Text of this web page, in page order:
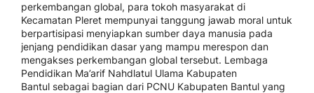
perkembangan global, para tokoh masyarakat di
Kecamatan Pleret mempunyai tanggung jawab moral untuk
berpartisipasi menyiapkan sumber daya manusia pada
jenjang pendidikan dasar yang mampu merespon dan
mengakses perkembangan global tersebut. Lembaga
Pendidikan Ma’arif Nahdlatul Ulama Kabupaten
Bantul sebagai bagian dari PCNU Kabupaten Bantul yang